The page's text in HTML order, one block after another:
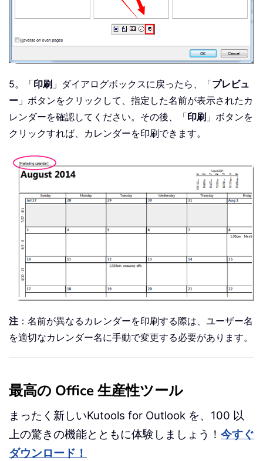
5。「印刷 」ダイアログボックスに戻ったら、「プレビュ
ー 」ボタンをクリックして、指定した名前が表示されたカ
レンダーを確認してください。その後、「印刷 」ボタンを
クリックすれば、カレンダーを印刷できます。
注 ：名前が異なるカレンダーを印刷する際は、ユーザー名
を適切なカレンダー名に手動で変更する必要があります。
最高の Office 生産性ツール
まったく新しいKutools for Outlook を、100 以
上の驚きの機能とともに体験しましょう！ 今すぐ
ダウンロード！